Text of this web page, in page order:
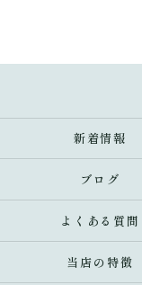
新着情報
ブログ
よくある質問
当店の特徴